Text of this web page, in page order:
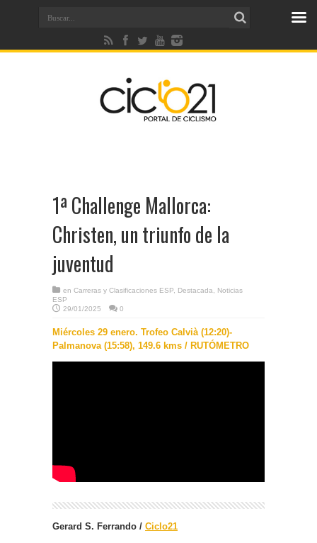
1ª Challenge Mallorca:
Christen, un triunfo de la
juventud
en Carreras y Clasificaciones ESP Destacada
Noticias
ESP
29/01/2025
0
Miércoles 29 enero. Trofeo Calvià (12:20)-
Palmanova (15:58), 149.6 kms / RUTÓMETRO
Gerard S. Ferrando / Ciclo21